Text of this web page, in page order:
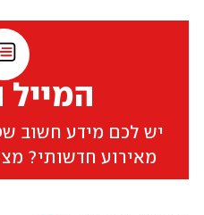
המייל
יש לכם מידע חשוב
מאירוע חדשותי?